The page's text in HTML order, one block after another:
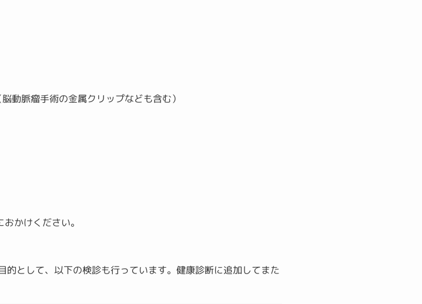
動脈瘤手術の金属クリップなども含む）
かけください。
として、以下の検診も行っています。健康診断に追加してまた